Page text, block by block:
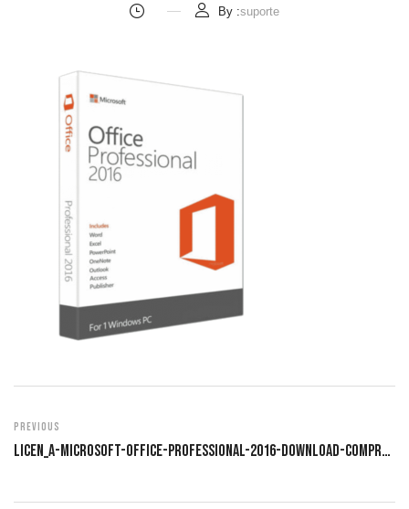
By :suporte
Previous
Licen_a-Microsoft-Office-Professional-2016-Download-Comprar.png